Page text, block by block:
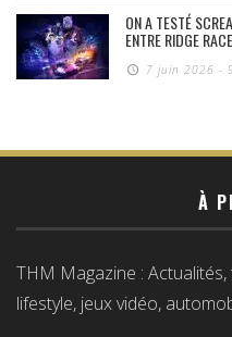
ON A TESTÉ
ENTRE RIDGE
7 juin 2026 -
À
THM Magazine :
lifestyle, jeux vidéo,